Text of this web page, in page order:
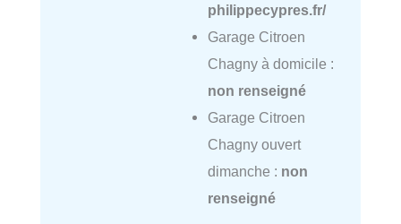
philippecypres.fr/
Garage Citroen
Chagny à domicile :
non renseigné
Garage Citroen
Chagny ouvert
dimanche : non
renseigné